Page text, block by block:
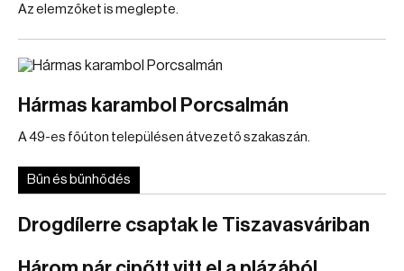
Az elemzőket is meglepte.
Hármas karambol Porcsalmán
A 49-es főúton településen átvezető szakaszán.
Bűn és bűnhődés
Drogdílerre csaptak le Tiszavasváriban